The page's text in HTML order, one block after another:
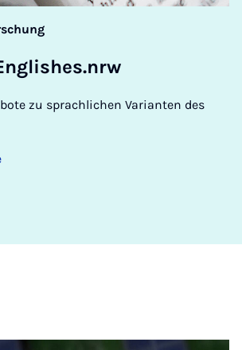
zu sprachlichen Varianten des